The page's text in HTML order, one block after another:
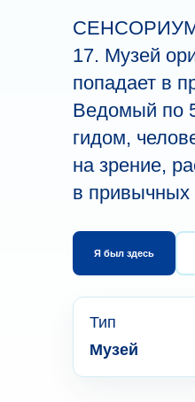
СЕНСОРИУМ
17. Музей
попадает в
Ведомый по
гидом,
на зрение,
в привычных
Я был здесь
Тип
Музей